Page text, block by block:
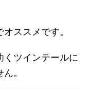
ススメです。
くツインテールに
。